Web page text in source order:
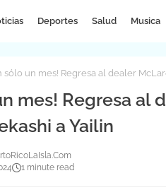
Deportes Salud Musica
sólo un mes! Regresa al dealer
mes! Regresa al
a Yailin
1 minute read